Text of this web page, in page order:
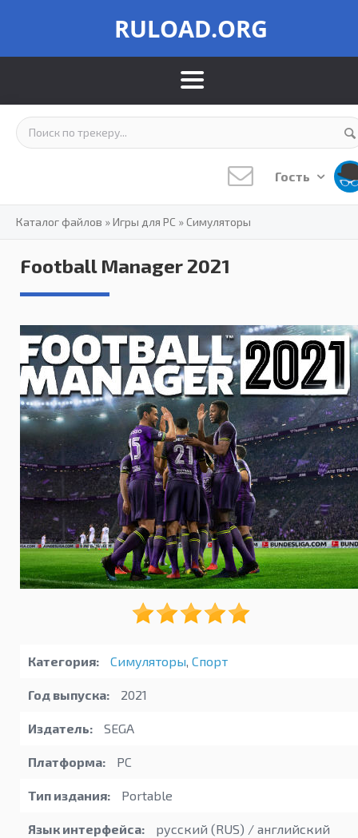
RULOAD.ORG
Гость
Каталог файлов »Игры для PC »Симуляторы
Football Manager 2021
Категория: Симуляторы, Спорт
Год выпуска: 2021
Издатель: SEGA
Платформа: PC
Тип издания: Portable
Язык интерфейса:
русский (RUS) / английский